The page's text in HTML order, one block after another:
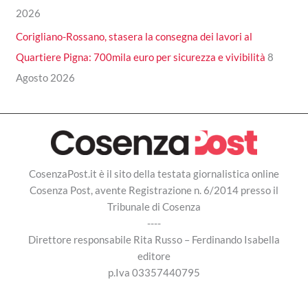
2026
Corigliano-Rossano, stasera la consegna dei lavori al
Quartiere Pigna: 700mila euro per sicurezza e vivibilità 8
Agosto 2026
CosenzaPost.it è il sito della testata giornalistica online
Cosenza Post, avente Registrazione n. 6/2014 presso il
Tribunale di Cosenza
----
Direttore responsabile Rita Russo – Ferdinando Isabella
editore
p.Iva 03357440795